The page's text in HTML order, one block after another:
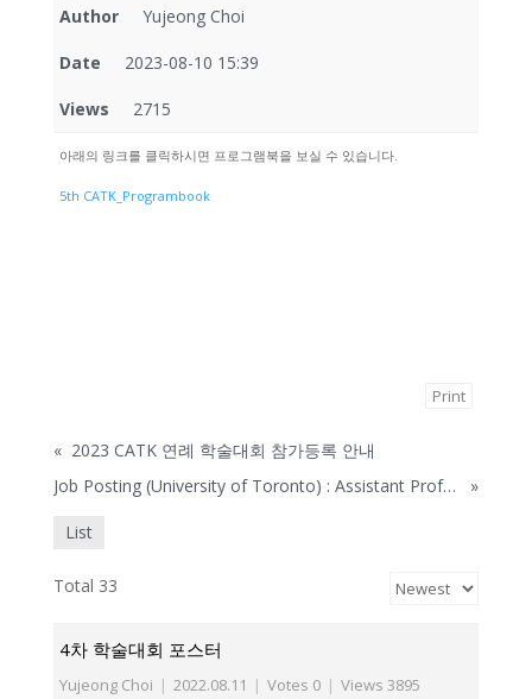
Author Yujeong Choi
Date 2023-08-10 15:39
Views 2715
아래의 링크를 클릭하시면 프로그램북을 보실 수 있습니다.
5th CATK_Programbook
Print
« 2023 CATK 연례 학술대회 참가등록 안내
Job Posting (University of Toronto) : Assistant Professor, Teaching Stream in Korean Language
»
List
Total 33
4차 학술대회 포스터
Yujeong Choi | 2022.08.11 | Votes 0 | Views 3895